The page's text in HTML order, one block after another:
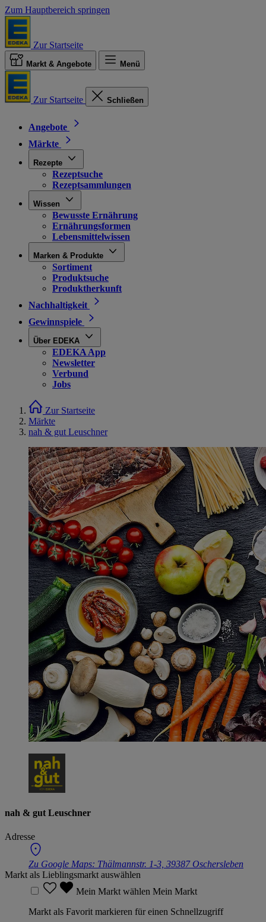
Zum Hauptbereich springen
Zur Startseite
Markt & Angebote Menü
Zur Startseite Schließen
Angebote
Märkte
Rezepte
Rezeptsuche
Rezeptsammlungen
Wissen
Bewusste Ernährung
Ernährungsformen
Lebensmittelwissen
Marken & Produkte
Sortiment
Produktsuche
Produktherkunft
Nachhaltigkeit
Gewinnspiele
Über EDEKA
EDEKA App
Newsletter
Verbund
Jobs
Zur Startseite
Märkte
nah & gut Leuschner
nah & gut Leuschner
Adresse
Zu Google Maps: Thälmannstr. 1-3, 39387 Oschersleben
Markt als Lieblingsmarkt auswählen
Mein Markt wählen Mein Markt
Markt als Favorit markieren für einen Schnellzugriff